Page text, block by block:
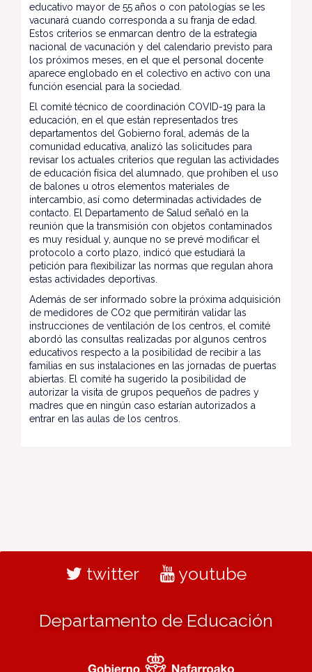
educativo mayor de 55 años o con patologías se les
vacunará cuando corresponda a su franja de edad.
Estos criterios se enmarcan dentro de la estrategia
nacional de vacunación y del calendario previsto para
los próximos meses, en el que el personal docente
aparece englobado en el colectivo en activo con una
función esencial para la sociedad.
El comité técnico de coordinación COVID-19 para la
educación, en el que están representados tres
departamentos del Gobierno foral, además de la
comunidad educativa, analizó las solicitudes para
revisar los actuales criterios que regulan las actividades
de educación física del alumnado, que prohíben el uso
de balones u otros elementos materiales de
intercambio, así como determinadas actividades de
contacto. El Departamento de Salud señaló en la
reunión que la transmisión con objetos contaminados
es muy residual y, aunque no se prevé modificar el
protocolo a corto plazo, indicó que estudiará la
petición para flexibilizar las normas que regulan ahora
estas actividades deportivas.
Además de ser informado sobre la próxima adquisición
de medidores de CO2 que permitirán validar las
instrucciones de ventilación de los centros, el comité
abordó las consultas realizadas por algunos centros
educativos respecto a la posibilidad de recibir a las
familias en sus instalaciones en las jornadas de puertas
abiertas. El comité ha sugerido la posibilidad de
autorizar la visita de grupos pequeños de padres y
madres que en ningún caso estarían autorizados a
entrar en las aulas de los centros.
twitter youtube
Departamento de Educación